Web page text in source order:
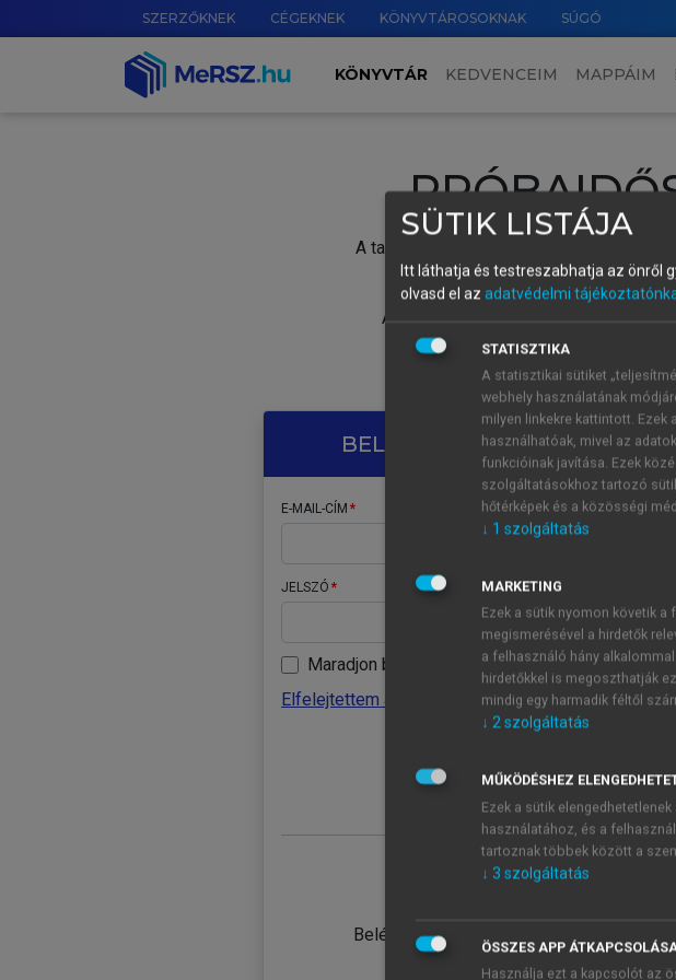
SZERZŐKNEK CÉGEKNEK KÖNYVTÁROSOKNAK SÚGÓ
KÖNYVTÁR KEDVENCEIM MAPPÁIM
A tartalom megtekintéséhez lépj be a
Új felhasználóként1
A próbaidőszak elindításához,
A regisztráció után a
BELÉPÉS SAJÁT FIÓKKAL
E-MAIL-CÍM
JELSZÓ
Maradjon belépve
Elfelejtettem a jelszavamat
Belépés intézményi azonosítóval
SÜTIK LISTÁJA
Itt láthatja és testreszabhatja az önről
olvasd el az adatvédelmi
STATISZTIKA
A statisztikai sütiket
webhely használatának
milyen linkekre kattintott.
használhatóak, mivel az
funkcióinak javítása. Ezek
szolgáltatásokhoz tartozó
hőtérképek és a közösségi
↓ 1 szolgáltatás
MARKETING
Ezek a sütik nyomon követik
megismerésével a hirdetők
a felhasználó hány
hirdetőkkel is megoszthatják
mindig egy harmadik féltől
↓ 2szolgáltatás
MŰKÖDÉSHEZ
Ezek a sütik
használatához, és a
tartoznak többek között a
↓ 3 szolgáltatás
ÖSSZES APP
Használja ezt a kapcsolót az